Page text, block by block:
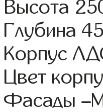
Высота
Глубина
Корпус
Цвет
Фасады